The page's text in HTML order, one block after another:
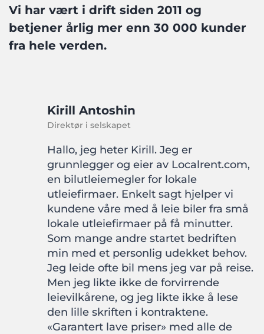
Vi har vært i drift siden 2011 og
betjener årlig mer enn 30 000 kunder
fra hele verden.
Kirill Antoshin
Direktør i selskapet
Hallo, jeg heter Kirill. Jeg er
grunnlegger og eier av Localrent.com,
en bilutleiemegler for lokale
utleiefirmaer. Enkelt sagt hjelper vi
kundene våre med å leie biler fra små
lokale utleiefirmaer på få minutter.
Som mange andre startet bedriften
min med et personlig udekket behov.
Jeg leide ofte bil mens jeg var på reise.
Men jeg likte ikke de forvirrende
leievilkårene, og jeg likte ikke å lese
den lille skriften i kontraktene.
«Garantert lave priser» med alle de